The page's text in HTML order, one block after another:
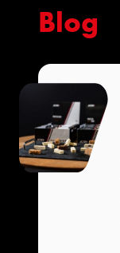
Blog